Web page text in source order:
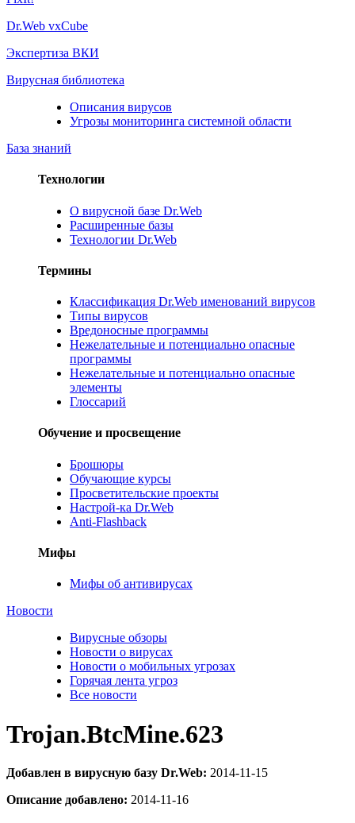
Dr.Web vxCube
Экспертиза ВКИ
Вирусная библиотека
Описания вирусов
Угрозы мониторинга системной области
База знаний
Технологии
О вирусной базе Dr.Web
Расширенные базы
Технологии Dr.Web
Термины
Классификация Dr.Web именований вирусов
Типы вирусов
Вредоносные программы
Нежелательные и потенциально опасные
программы
Нежелательные и потенциально опасные
элементы
Глоссарий
Обучение и просвещение
Брошюры
Обучающие курсы
Просветительские проекты
Настрой-ка Dr.Web
Anti-Flashback
Мифы
Мифы об антивирусах
Новости
Вирусные обзоры
Новости о вирусах
Новости о мобильных угрозах
Горячая лента угроз
Все новости
Trojan.BtcMine.623
Добавлен в вирусную базу Dr.Web: 2014-11-15
Описание добавлено: 2014-11-16